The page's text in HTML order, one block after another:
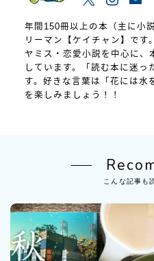
年間150冊以上の本（主に小
リーマン【ケイチャン】です
ヤミス・恋愛小説を中心に、
しています。「読む本に迷っ
す。好きな言葉は「花には水
を楽しみましょう！！
こんな記事も